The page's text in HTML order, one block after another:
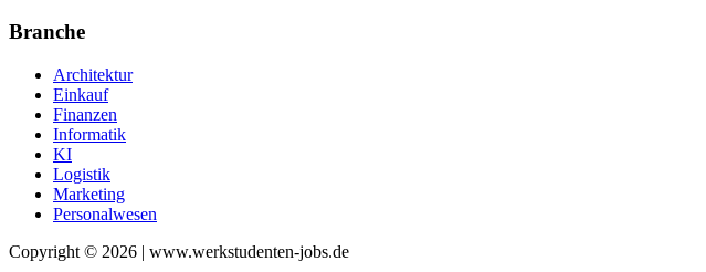
Branche
Architektur
Einkauf
Finanzen
Informatik
KI
Logistik
Marketing
Personalwesen
Copyright © 2026 | www.werkstudenten-jobs.de